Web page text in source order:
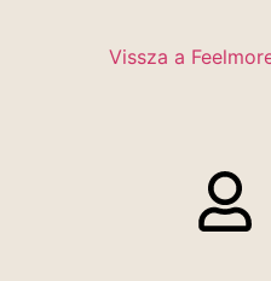
Vissza a